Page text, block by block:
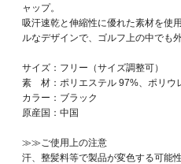
ャップ。
吸汗速乾と伸縮性に優れた素材を使
ルなデザインで、ゴルフ上の中でも
サイズ：フリー（サイズ調整可）
素 材：ポリエステル 97%、ポリウ
カラー：ブラック
原産国：中国
≫≫ご使用上の注意
汗、整髪料等で製品が変色する可能